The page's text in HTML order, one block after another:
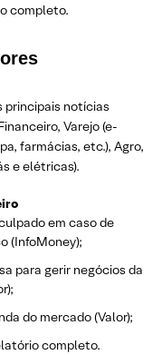
completo.
principais notícias
Varejo(e-
farmácias, etc.), Agro,
e elétricas).
em caso de
(InfoMoney);
para gerir negócios da
do mercado (Valor);
completo.